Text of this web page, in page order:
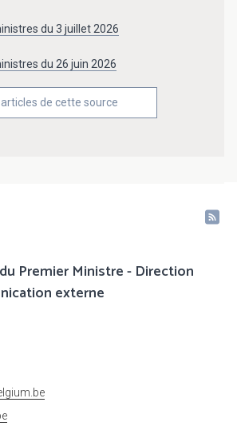
du 3 juillet 2026
du 26 juin 2026
de cette source
Premier Ministre - Direction
externe